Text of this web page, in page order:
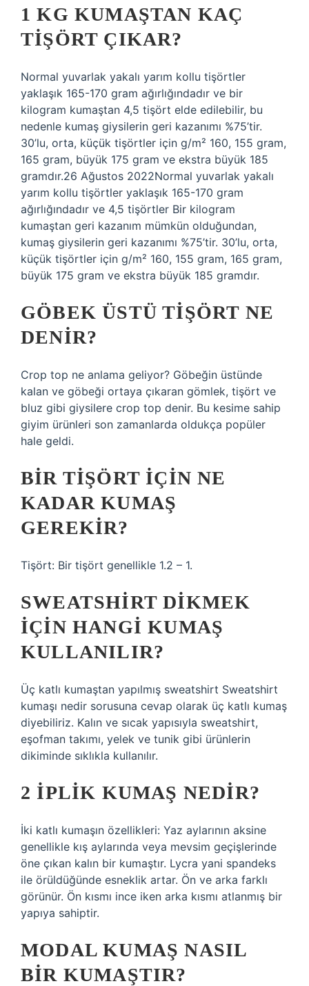
1 KG KUMAŞTAN KAÇ
TIŞÖRT ÇIKAR?
Normal yuvarlak yakalı yarım kollu tişörtler
yaklaşık 165-170 gram ağırlığındadır ve bir
kilogram kumaştan 4,5 tişört elde edilebilir, bu
nedenle kumaş giysilerin geri kazanımı %75’tir.
30’lu, orta, küçük tişörtler için g/m² 160, 155 gram,
165 gram, büyük 175 gram ve ekstra büyük 185
gramdır.26 Ağustos 2022Normal yuvarlak yakalı
yarım kollu tişörtler yaklaşık 165-170 gram
ağırlığındadır ve 4,5 tişörtler Bir kilogram
kumaştan geri kazanım mümkün olduğundan,
kumaş giysilerin geri kazanımı %75’tir. 30’lu, orta,
küçük tişörtler için g/m² 160, 155 gram, 165 gram,
büyük 175 gram ve ekstra büyük 185 gramdır.
GÖBEK ÜSTÜ TIŞÖRT NE
DENIR?
Crop top ne anlama geliyor? Göbeğin üstünde
kalan ve göbeği ortaya çıkaran gömlek, tişört ve
bluz gibi giysilere crop top denir. Bu kesime sahip
giyim ürünleri son zamanlarda oldukça popüler
hale geldi.
BIR TIŞÖRT IÇIN NE
KADAR KUMAŞ
GEREKIR?
Tişört: Bir tişört genellikle 1.2 – 1.
SWEATSHIRT DIKMEK
IÇIN HANGI KUMAŞ
KULLANILIR?
Üç katlı kumaştan yapılmış sweatshirt Sweatshirt
kumaşı nedir sorusuna cevap olarak üç katlı kumaş
diyebiliriz. Kalın ve sıcak yapısıyla sweatshirt,
eşofman takımı, yelek ve tunik gibi ürünlerin
dikiminde sıklıkla kullanılır.
2 IPLIK KUMAŞ NEDIR?
İki katlı kumaşın özellikleri: Yaz aylarının aksine
genellikle kış aylarında veya mevsim geçişlerinde
öne çıkan kalın bir kumaştır. Lycra yani spandeks
ile örüldüğünde esneklik artar. Ön ve arka farklı
görünür. Ön kısmı ince iken arka kısmı atlanmış bir
yapıya sahiptir.
MODAL KUMAŞ NASIL
BIR KUMAŞTIR?